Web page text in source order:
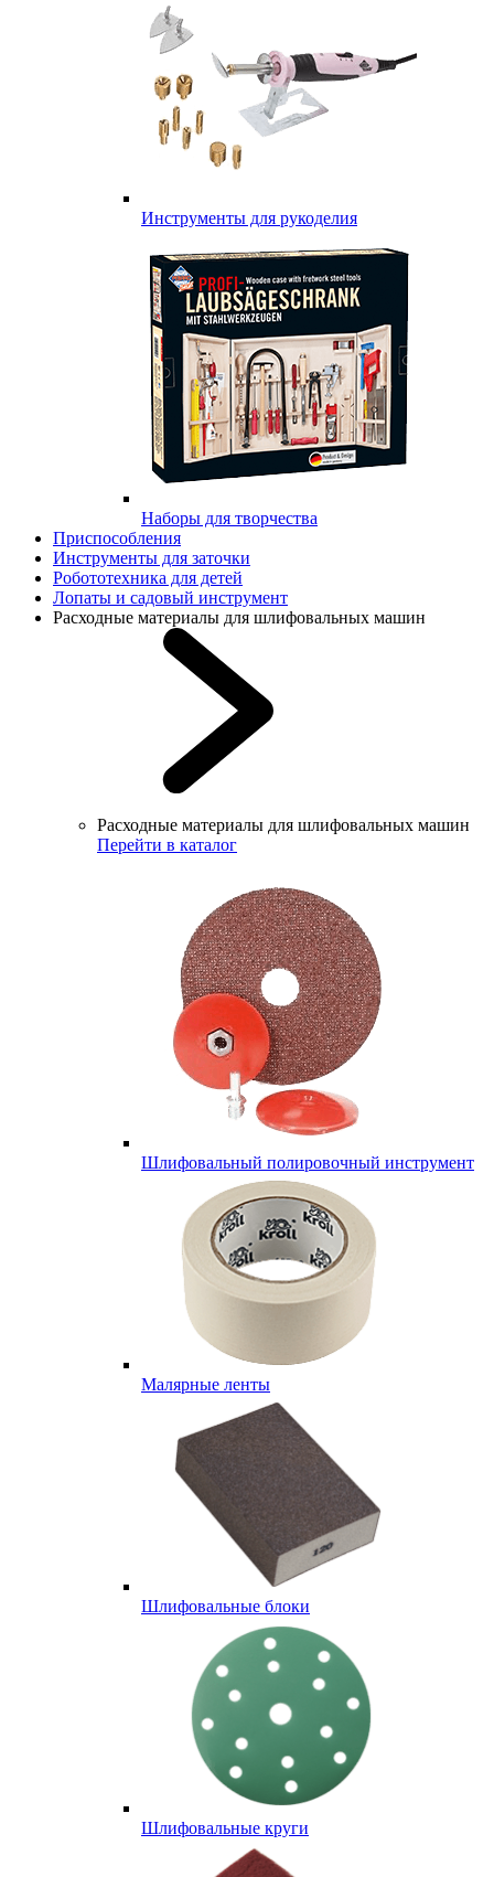
Инструменты для рукоделия
Наборы для творчества
Приспособления
Инструменты для заточки
Робототехника для детей
Лопаты и садовый инструмент
Расходные материалы для шлифовальных машин
Расходные материалы для шлифовальных машин
Перейти в каталог
Шлифовальный полировочный инструмент
Малярные ленты
Шлифовальные блоки
Шлифовальные круги